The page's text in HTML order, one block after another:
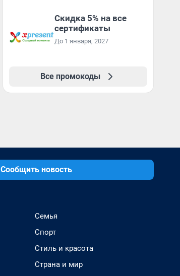
Скидка 5% на все
сертификаты
До 1 января, 2027
Все промокоды
Сообщить новость
Семья
Спорт
Стиль и красота
Страна и мир